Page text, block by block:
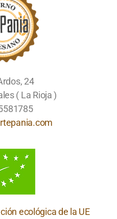
24
( La Rioja )
ecológica de la UE